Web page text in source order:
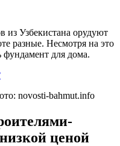
из Узбекистана орудуют
разные. Несмотря на это
фундамент для дома.
novosti-bahmut.info
ценой